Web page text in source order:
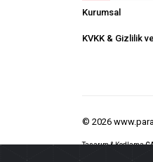
Kurumsal
KVKK & Gizlilik
© 2026
Tasarım & Kodlama